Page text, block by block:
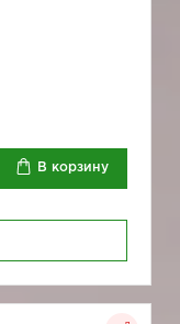
В корзину